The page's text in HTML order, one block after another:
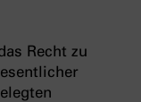
Recht zu